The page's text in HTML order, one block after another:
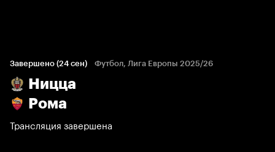
Завершено (24 сен) Футбол, Лига Европы 2025/26
Ницца
Рома
Трансляция завершена
18%